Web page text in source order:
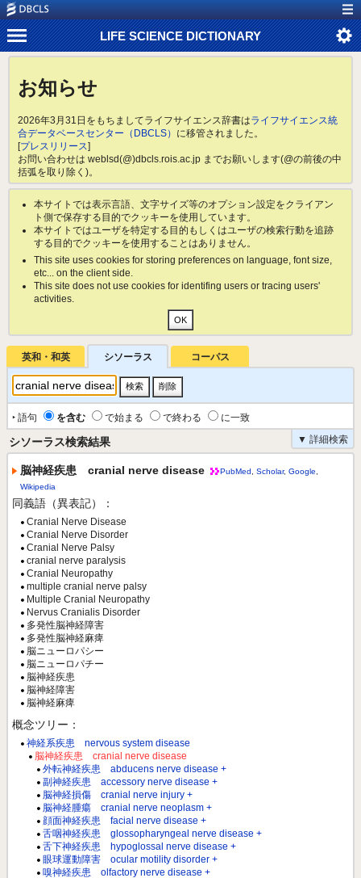
LIFE SCIENCE DICTIONARY
お知らせ
2026年3月31日をもちましてライフサイエンス辞書はライフサイエンス統
合データベースセンター（DBCLS） に移管されました。
[プレスリリース]
お問い合わせは weblsd(@)dbcls.rois.ac.jp までお願いします(@の前後の中
括弧を取り除く)。
本サイトでは表示言語、文字サイズ等のオプション設定をクライアン
ト側で保存する目的でクッキーを使用しています。
本サイトではユーザを特定する目的もしくはユーザの検索行動を追跡
する目的でクッキーを使用することはありません。
This site uses cookies for storing preferences on language, font size,
etc... on the client side.
This site does not use cookies for identifing users or tracing users'
activities.
英和・和英 シソーラス コーパス
‣ 語句 を含む で始まる で終わる
に一致
▼ 詳細検索
シソーラス検索結果
脳神経疾患 cranial nerve disease PubMed Scholar, Google
Wikipedia
同義語（異表記）：
Cranial Nerve Disease
Cranial Nerve Disorder
Cranial Nerve Palsy
cranial nerve paralysis
Cranial Neuropathy
multiple cranial nerve palsy
Multiple Cranial Neuropathy
Nervus Cranialis Disorder
多発性脳神経障害
多発性脳神経麻痺
脳ニューロパシー
脳ニューロパチー
脳神経疾患
脳神経障害
脳神経麻痺
概念ツリー：
神経系疾患 nervous system disease
脳神経疾患 cranial nerve disease
外転神経疾患 abducens nerve disease +
副神経疾患 accessory nerve disease +
脳神経損傷 cranial nerve injury +
脳神経腫瘍 cranial nerve neoplasm +
顔面神経疾患 facial nerve disease +
舌咽神経疾患 glossopharyngeal nerve disease +
舌下神経疾患 hypoglossal nerve disease +
眼球運動障害 ocular motility disorder +
嗅神経疾患 olfactory nerve disease +